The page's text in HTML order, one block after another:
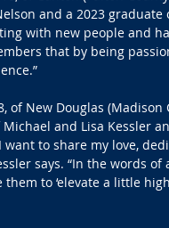
and a 2023 graduate
with new people and
that by being
of New Douglas
and Lisa Kessler
want to share my love,
says. “In the words
to ‘elevate a little